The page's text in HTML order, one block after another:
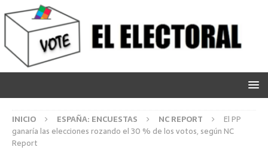
INICIO ESPAÑA: ENCUESTAS NC REPORT
El PP
ganaría las elecciones rozando el 30 % de los votos, según NC
Report